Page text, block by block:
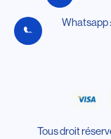
Whatsapp
Tous droit